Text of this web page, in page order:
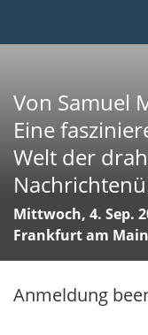
Von Samuel
Eine
Welt der
Mittwoch, 4. Sep.
Frankfurt am Main
Anmeldung